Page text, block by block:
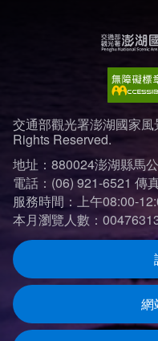
交通部觀光署澎湖國家
Rights Reserved.
地址：880024澎湖縣馬
電話：(06) 921-6521 傳
服務時間：上午08:00-
本月瀏覽人數：
網